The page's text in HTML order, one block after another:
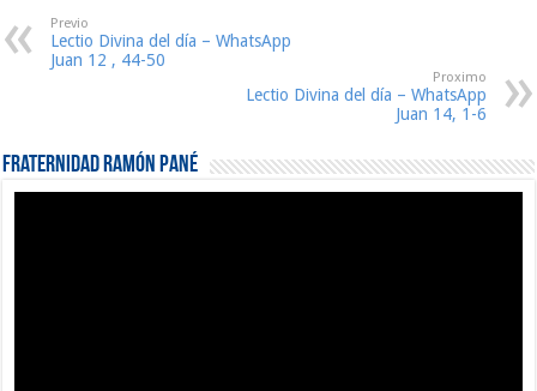
Previo
Lectio Divina del día – WhatsApp
Juan 12 , 44-50
Proximo
Lectio Divina del día – WhatsApp
Juan 14, 1-6
Fraternidad Ramón Pané